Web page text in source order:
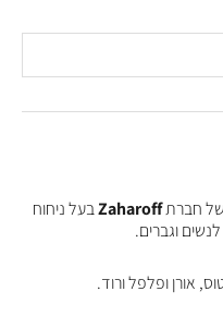
עד
חברתZaharoffבעל ניחוח
וגברים.
אורן ופלפל ורוד.